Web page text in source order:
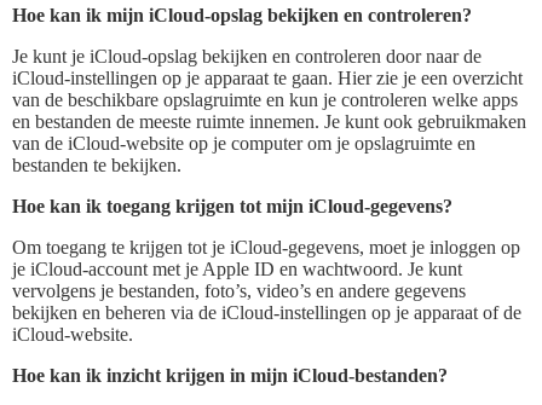
Hoe kan ik mijn iCloud-opslag bekijken en controleren?
Je kunt je iCloud-opslag bekijken en controleren door naar de
iCloud-instellingen op je apparaat te gaan. Hier zie je een overzicht
van de beschikbare opslagruimte en kun je controleren welke apps
en bestanden de meeste ruimte innemen. Je kunt ook gebruikmaken
van de iCloud-website op je computer om je opslagruimte en
bestanden te bekijken.
Hoe kan ik toegang krijgen tot mijn iCloud-gegevens?
Om toegang te krijgen tot je iCloud-gegevens, moet je inloggen op
je iCloud-account met je Apple ID en wachtwoord. Je kunt
vervolgens je bestanden, foto’s, video’s en andere gegevens
bekijken en beheren via de iCloud-instellingen op je apparaat of de
iCloud-website.
Hoe kan ik inzicht krijgen in mijn iCloud-bestanden?